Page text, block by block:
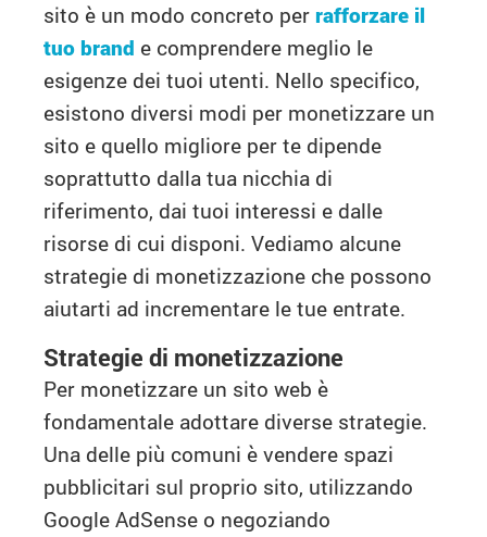
sito è un modo concreto per rafforzare il
tuo brand e comprendere meglio le
esigenze dei tuoi utenti. Nello specifico,
esistono diversi modi per monetizzare un
sito e quello migliore per te dipende
soprattutto dalla tua nicchia di
riferimento, dai tuoi interessi e dalle
risorse di cui disponi. Vediamo alcune
strategie di monetizzazione che possono
aiutarti ad incrementare le tue entrate.
Strategie di monetizzazione
Per monetizzare un sito web è
fondamentale adottare diverse strategie.
Una delle più comuni è vendere spazi
pubblicitari sul proprio sito, utilizzando
Google AdSense o negoziando